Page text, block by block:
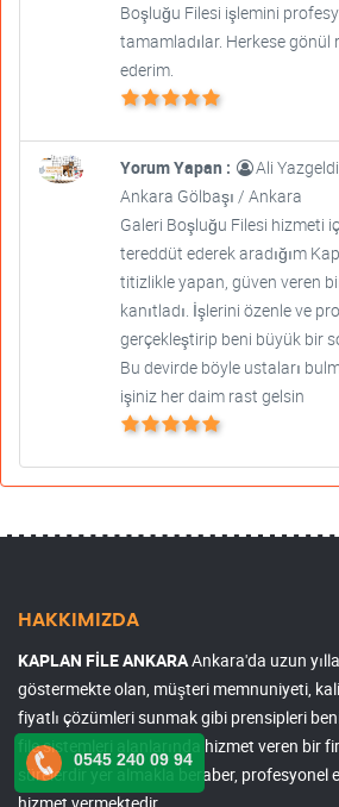
Boşluğu Filesi işlemini
tamamladılar. Herkese gönül
ederim.
Yorum Yapan : Ali
Ankara Gölbaşı / Ankara
Galeri Boşluğu Filesi hizmeti
tereddüt ederek aradığım
titizlikle yapan, güven veren
kanıtladı. İşlerini özenle ve
gerçekleştirip beni büyük bir
Bu devirde böyle ustaları
işiniz her daim rast gelsin
HAKKIMIZDA
KAPLAN FİLE ANKARAAnkara'da uzun
göstermekte olan, müşteri memnuniyeti,
fiyatlı çözümleri sunmak gibi prensipleri
file sistemleri alanlarında hizmet veren bir
sürelerdir yer almakla beraber, profesyonel
0545 240 09 94